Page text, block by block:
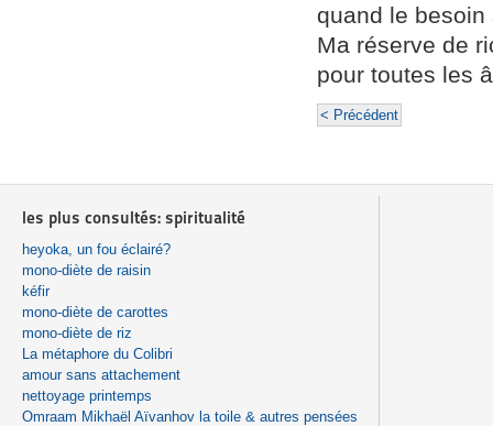
quand le
Ma réserve de
pour toutes les
< Précédent
les plus consultés: spiritualité
heyoka, un fou éclairé?
mono-diète de raisin
kéfir
mono-diète de carottes
mono-diète de riz
La métaphore du Colibri
amour sans attachement
nettoyage printemps
Omraam Mikhaël Aïvanhov la toile & autres pensées